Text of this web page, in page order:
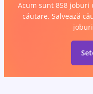
Acum sunt 858 joburi
căutare. Salvează